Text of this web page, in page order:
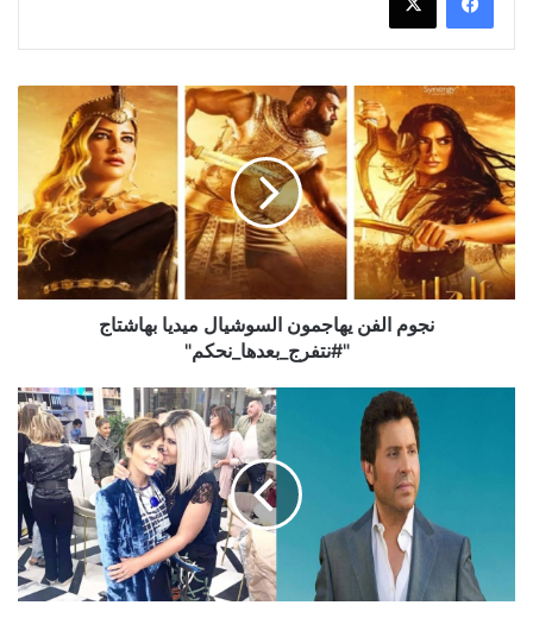
نجوم
الفن
يهاجمون
السوشيال
ميديا
بهاشتاج
"#نتفرج_بعدها_نحكم"
نجوم الفن يهاجمون السوشيال ميديا بهاشتاج
"#نتفرج_بعدها_نحكم"
شريف